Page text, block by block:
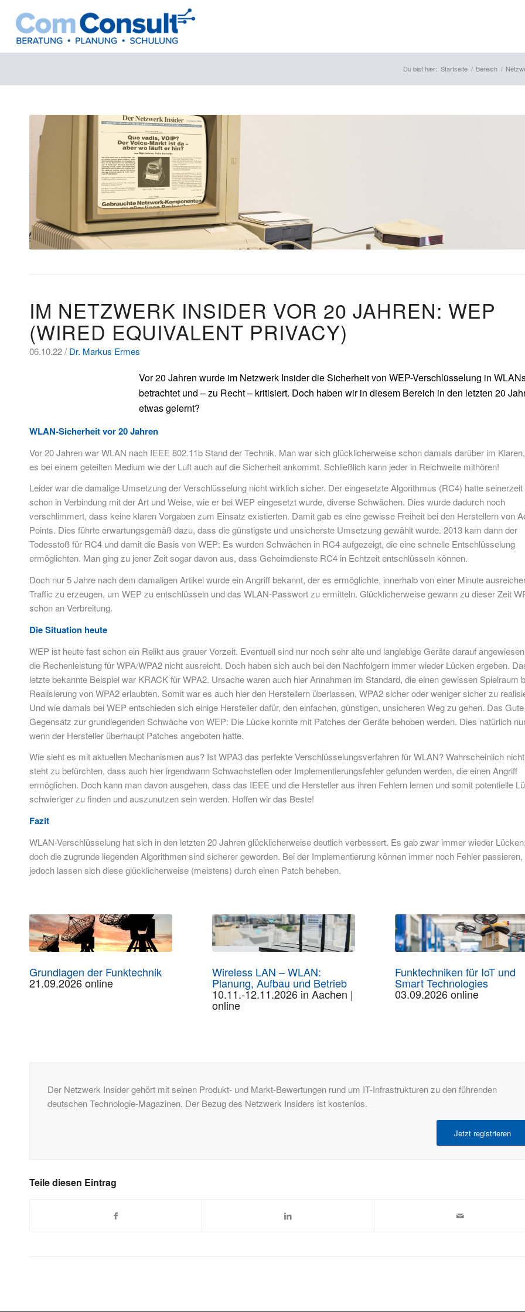
Du bist hier: Startseite / Bereich /
IM NETZWERK INSIDER VOR 20 JAHREN: WEP
(WIRED EQUIVALENT PRIVACY)
06.10.22 / Dr. Markus Ermes
Vor 20 Jahren wurde im Netzwerk Insider die Sicherheit von WEP-Verschlüsselung in
betrachtet und – zu Recht – kritisiert. Doch haben wir in diesem Bereich in den letzten 20
etwas gelernt?
WLAN-Sicherheit vor 20 Jahren
Vor 20 Jahren war WLAN nach IEEE 802.11b Stand der Technik. Man war sich glücklicherweise schon damals darüber im
es bei einem geteilten Medium wie der Luft auch auf die Sicherheit ankommt. Schließlich kann jeder in Reichweite mithören!
Leider war die damalige Umsetzung der Verschlüsselung nicht wirklich sicher. Der eingesetzte Algorithmus (RC4) hatte seinerzeit
schon in Verbindung mit der Art und Weise, wie er bei WEP eingesetzt wurde, diverse Schwächen. Dies wurde dadurch noch
verschlimmert, dass keine klaren Vorgaben zum Einsatz existierten. Damit gab es eine gewisse Freiheit bei den Herstellern von
Points. Dies führte erwartungsgemäß dazu, dass die günstigste und unsicherste Umsetzung gewählt wurde. 2013 kam dann der
Todesstoß für RC4 und damit die Basis von WEP: Es wurden Schwächen in RC4 aufgezeigt, die eine schnelle Entschlüsselung
ermöglichten. Man ging zu jener Zeit sogar davon aus, dass Geheimdienste RC4 in Echtzeit entschlüsseln können.
Doch nur 5 Jahre nach dem damaligen Artikel wurde ein Angriff bekannt, der es ermöglichte, innerhalb von einer Minute
Traffic zu erzeugen, um WEP zu entschlüsseln und das WLAN-Passwort zu ermitteln. Glücklicherweise gewann zu dieser Zeit
schon an Verbreitung.
Die Situation heute
WEP ist heute fast schon ein Relikt aus grauer Vorzeit. Eventuell sind nur noch sehr alte und langlebige Geräte darauf
die Rechenleistung für WPA/WPA2 nicht ausreicht. Doch haben sich auch bei den Nachfolgern immer wieder Lücken ergeben.
letzte bekannte Beispiel war KRACK für WPA2. Ursache waren auch hier Annahmen im Standard, die einen gewissen Spielraum
Realisierung von WPA2 erlaubten. Somit war es auch hier den Herstellern überlassen, WPA2 sicher oder weniger sicher zu
Und wie damals bei WEP entschieden sich einige Hersteller dafür, den einfachen, günstigen, unsicheren Weg zu gehen. Das
Gegensatz zur grundlegenden Schwäche von WEP: Die Lücke konnte mit Patches der Geräte behoben werden. Dies natürlich
wenn der Hersteller überhaupt Patches angeboten hatte.
Wie sieht es mit aktuellen Mechanismen aus? Ist WPA3 das perfekte Verschlüsselungsverfahren für WLAN? Wahrscheinlich
steht zu befürchten, dass auch hier irgendwann Schwachstellen oder Implementierungsfehler gefunden werden, die einen Angriff
ermöglichen. Doch kann man davon ausgehen, dass das IEEE und die Hersteller aus ihren Fehlern lernen und somit potentielle
schwieriger zu finden und auszunutzen sein werden. Hoffen wir das Beste!
Fazit
WLAN-Verschlüsselung hat sich in den letzten 20 Jahren glücklicherweise deutlich verbessert. Es gab zwar immer wieder
doch die zugrunde liegenden Algorithmen sind sicherer geworden. Bei der Implementierung können immer noch Fehler passieren,
jedoch lassen sich diese glücklicherweise (meistens) durch einen Patch beheben.
Grundlagen der Funktechnik
21.09.2026 online
Wireless LAN – WLAN:
Planung, Aufbau und Betrieb
10.11.-12.11.2026 in Aachen |
online
Funktechniken für IoT und
Smart Technologies
03.09.2026 online
Der Netzwerk Insider gehört mit seinen Produkt- und Markt-Bewertungen rund um IT-Infrastrukturen zu den führenden
deutschen Technologie-Magazinen. Der Bezug des Netzwerk Insiders ist kostenlos.
Jetzt registrieren
Teile diesen Eintrag